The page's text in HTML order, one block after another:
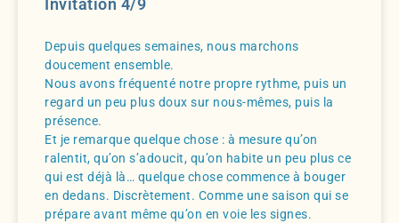
Invitation 4/9
Depuis quelques semaines, nous marchons
doucement ensemble.
Nous avons fréquenté notre propre rythme, puis un
regard un peu plus doux sur nous-mêmes, puis la
présence.
Et je remarque quelque chose : à mesure qu’on
ralentit, qu’on s’adoucit, qu’on habite un peu plus ce
qui est déjà là… quelque chose commence à bouger
en dedans. Discrètement. Comme une saison qui se
prépare avant même qu’on en voie les signes.